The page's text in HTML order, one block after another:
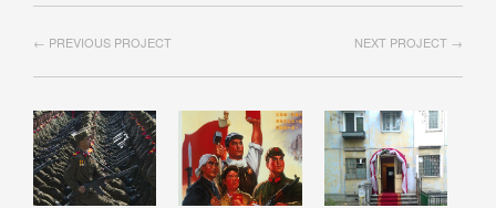
NEXT PROJECT →
← PREVIOUS PROJECT